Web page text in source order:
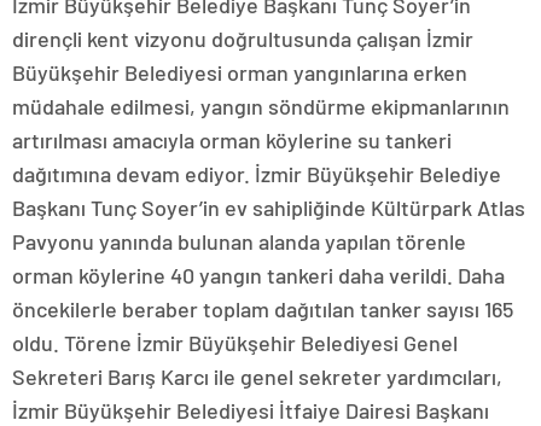
dirençli kent vizyonu doğrultusunda çalışan İzmir
Büyükşehir Belediyesi orman yangınlarına erken
müdahale edilmesi, yangın söndürme ekipmanlarının
artırılması amacıyla orman köylerine su tankeri
dağıtımına devam ediyor. İzmir Büyükşehir Belediye
Başkanı Tunç Soyer’in ev sahipliğinde Kültürpark Atlas
Pavyonu yanında bulunan alanda yapılan törenle
orman köylerine 40 yangın tankeri daha verildi. Daha
öncekilerle beraber toplam dağıtılan tanker sayısı 165
oldu. Törene İzmir Büyükşehir Belediyesi Genel
Sekreteri Barış Karcı ile genel sekreter yardımcıları,
İzmir Büyükşehir Belediyesi İtfaiye Dairesi Başkanı